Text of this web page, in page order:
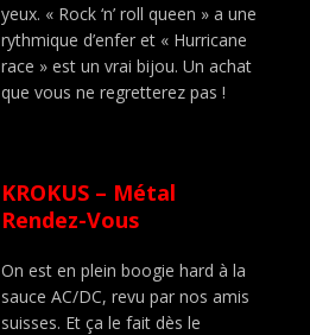
yeux. « Rock ‘n’ roll queen » a une
rythmique d’enfer et « Hurricane
race » est un vrai bijou. Un achat
que vous ne regretterez pas !
KROKUS – Métal
Rendez-Vous
On est en plein boogie hard à la
sauce AC/DC, revu par nos amis
suisses. Et ça le fait dès le